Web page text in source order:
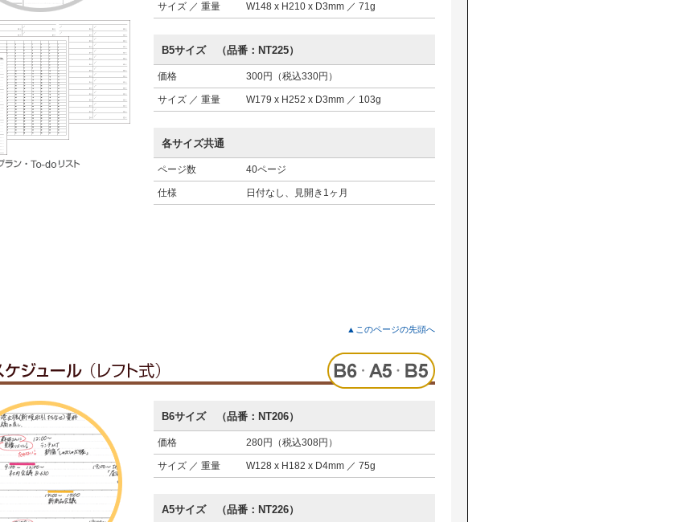
サイズ ／ 重量 W148 x H210 x D3mm ／ 71g
B5サイズ （品番：NT225）
価格 300円（税込330円）
サイズ ／ 重量 W179 x H252 x D3mm ／ 103g
各サイズ共通
ページ数 40ページ
仕様 日付なし、見開き1ヶ月
▲このページの先頭へ
B6サイズ （品番：NT206）
価格 280円（税込308円）
サイズ ／ 重量 W128 x H182 x D4mm ／ 75g
A5サイズ （品番：NT226）